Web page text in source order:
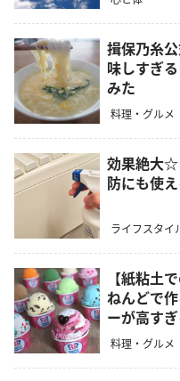
揖保乃糸
味しすぎ
みた
料理・グルメ
効果絶大☆
防にも使え
ライフスタイ
【紙粘土
ねんどで
ーが高す
料理・グルメ